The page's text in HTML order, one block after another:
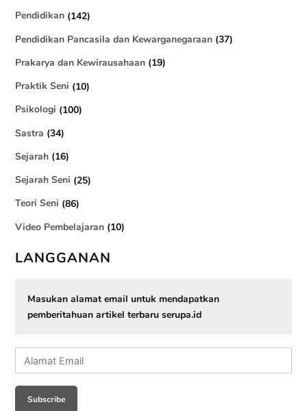
Pendidikan (142)
Pendidikan Pancasila dan Kewarganegaraan (37)
Prakarya dan Kewirausahaan (19)
Praktik Seni (10)
Psikologi (100)
Sastra (34)
Sejarah (16)
Sejarah Seni (25)
Teori Seni (86)
Video Pembelajaran (10)
LANGGANAN
Masukan alamat email untuk mendapatkan
pemberitahuan artikel terbaru serupa.id
Alamat
Email
Subscribe